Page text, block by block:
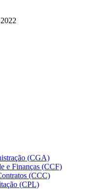
(CGA)
e Finanças (CCF)
(CCC)
(CPL)